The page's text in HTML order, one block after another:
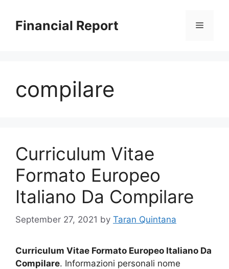
contentFinancial Report Menu
compilare
Curriculum Vitae
Formato Europeo
Italiano Da Compilare
September 27, 2021 by Taran Quintana
Curriculum Vitae Formato Europeo Italiano Da
Compilare. Informazioni personali nome